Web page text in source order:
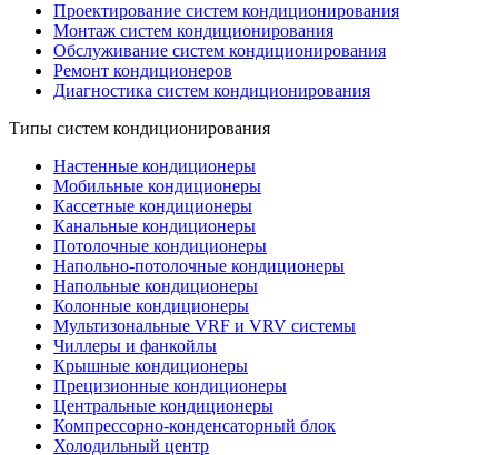
Проектирование систем кондиционирования
Монтаж систем кондиционирования
Обслуживание систем кондиционирования
Ремонт кондиционеров
Диагностика систем кондиционирования
Типы систем кондиционирования
Настенные кондиционеры
Мобильные кондиционеры
Кассетные кондиционеры
Канальные кондиционеры
Потолочные кондиционеры
Напольно-потолочные кондиционеры
Напольные кондиционеры
Колонные кондиционеры
Мультизональные VRF и VRV системы
Чиллеры и фанкойлы
Крышные кондиционеры
Прецизионные кондиционеры
Центральные кондиционеры
Компрессорно-конденсаторный блок
Холодильный центр